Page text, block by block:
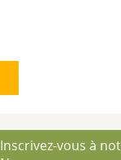
Inscrivez-vous à